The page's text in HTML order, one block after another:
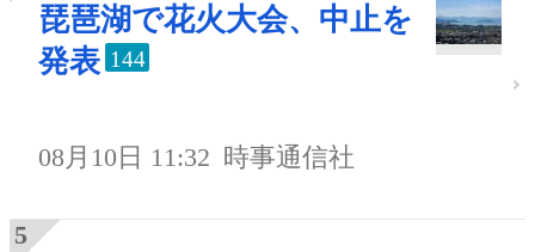
琵琶湖で花火大会、中止を
発表 144
08月10日 11:32 時事通信社